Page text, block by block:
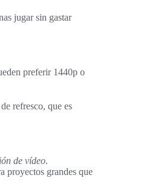
jugar sin gastar
preferir 1440p o
refresco, que es
de vídeo.
proyectos grandes que